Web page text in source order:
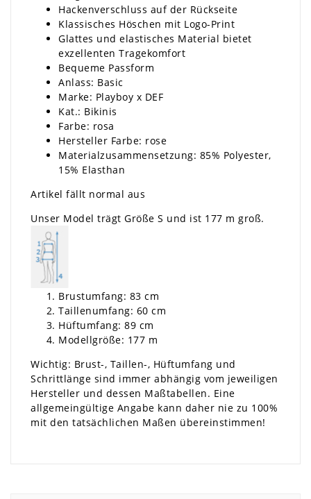
Hackenverschluss auf der Rückseite
Klassisches Höschen mit Logo-Print
Glattes und elastisches Material bietet
exzellenten Tragekomfort
Bequeme Passform
Anlass: Basic
Marke: Playboy x DEF
Kat.: Bikinis
Farbe: rosa
Hersteller Farbe: rose
Materialzusammensetzung: 85% Polyester,
15% Elasthan
Artikel fällt normal aus
Unser Model trägt Größe S und ist 177 m groß.
Brustumfang: 83 cm
Taillenumfang: 60 cm
Hüftumfang: 89 cm
Modellgröße: 177 m
Wichtig: Brust-, Taillen-, Hüftumfang und
Schrittlänge sind immer abhängig vom jeweiligen
Hersteller und dessen Maßtabellen. Eine
allgemeingültige Angabe kann daher nie zu 100%
mit den tatsächlichen Maßen übereinstimmen!